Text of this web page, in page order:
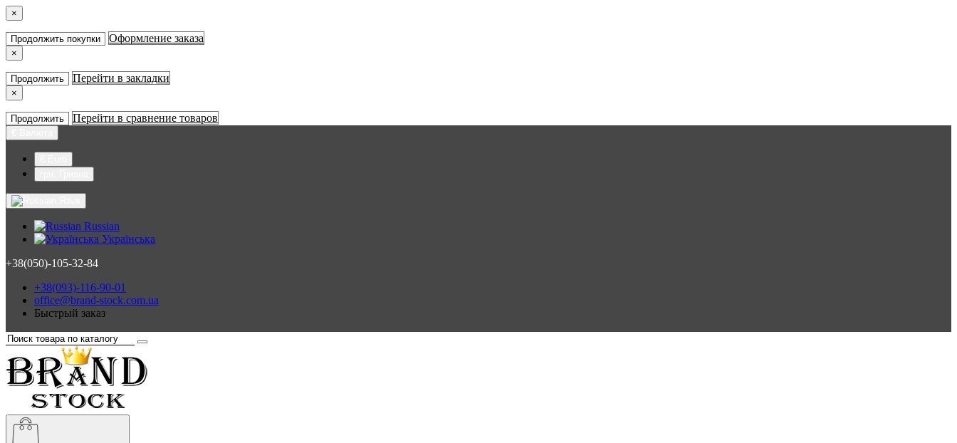
×
Продолжить покупки Оформление заказа
×
Продолжить Перейти в закладки
×
Продолжить Перейти в сравнение товаров
Russian
Українська
+38(050)-105-32-84
+38(093)-116-90-01
office@brand-stock.com.ua
Быстрый заказ